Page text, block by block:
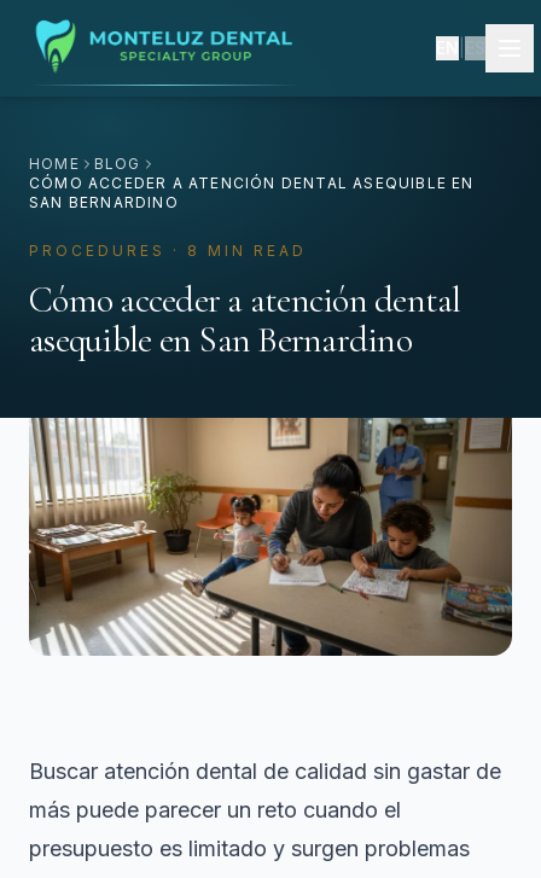
HOME
BLOG
CÓMO ACCEDER A ATENCIÓN DENTAL ASEQUIBLE EN
SAN BERNARDINO
PROCEDURES · 8 MIN READ
Cómo acceder a atención dental
asequible en San Bernardino
Buscar atención dental de calidad sin gastar de
más puede parecer un reto cuando el
presupuesto es limitado y surgen problemas